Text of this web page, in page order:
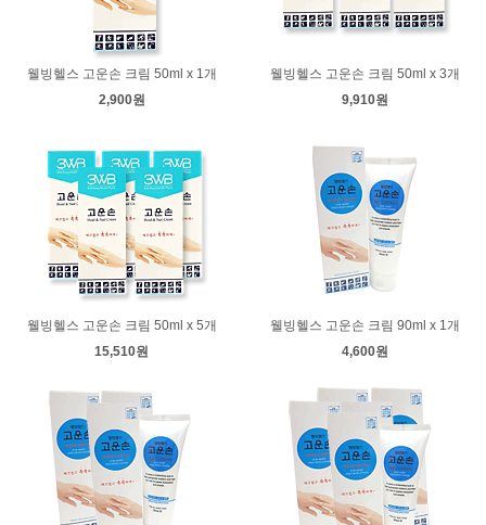
웰빙헬스 고운손 크림 50ml x 1개
2,900원
웰빙헬스 고운손 크림 50ml x 3개
9,910원
웰빙헬스 고운손 크림 50ml x 5개
15,510원
웰빙헬스 고운손 크림 90ml x 1개
4,600원